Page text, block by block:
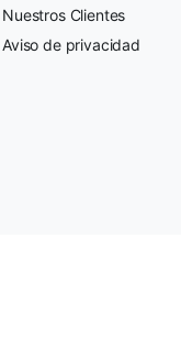
Nuestros Clientes
Aviso de privacidad